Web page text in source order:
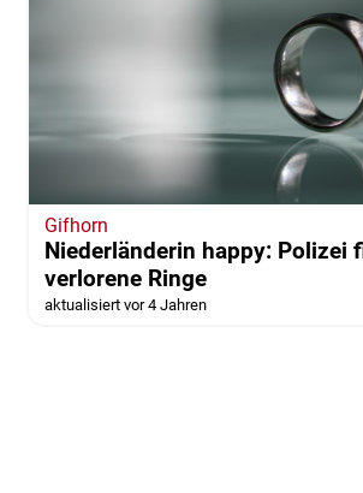
Gifhorn
Niederländerin happy: Polizei
verlorene Ringe
aktualisiert vor 4 Jahren